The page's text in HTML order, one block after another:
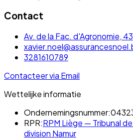
Contact
Av. de la Fac. d'Agronomie,
3281610789
Contacteer via Email
Wettelijke informatie
Ondernemingsnummer:
RPR:RPM Liège — Tribunal
division Namur